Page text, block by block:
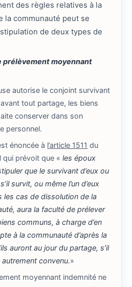
des règles relatives à la
la communauté peut se
de deux types de
prélèvement moyennant
autorise le conjoint survivant
tout partage, les biens
conserver dans son
personnel.
énoncée à l’article 1511 du
qui prévoit que «les époux
que le survivant d’eux ou
s’il survit, ou même l’un d’eux
les cas de dissolution de la
aura la faculté de prélever
communs, à charge d’en
à la communauté d’après la
auront au jour du partage, s’il
autrement convenu.»
moyennant indemnité ne